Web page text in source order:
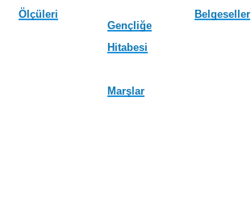
Ölçüleri
Gençliğe
Hitabesi
Marşlar
Belgeseller